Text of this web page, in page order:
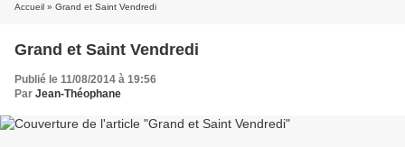
Accueil » Grand et Saint Vendredi
Grand et Saint Vendredi
Publié le 11/08/2014 à 19:56
Par Jean-Théophane